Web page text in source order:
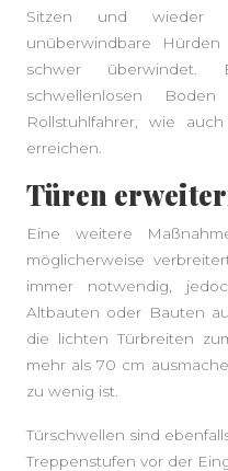
Sitzen und wieder
unüberwindbare
schwer
schwellenlosen
Rollstuhlfahrer, wie
erreichen.
Türen
Eine weitere
möglicherweise
immer notwendig,
Altbauten oder Bauten
die lichten Türbreiten
mehr als 70 cm
zu wenig ist.
Türschwellen sind
Treppenstufen vor der